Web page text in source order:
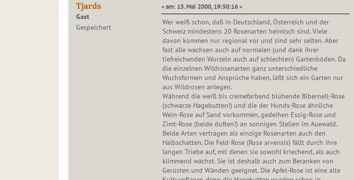
Tjards
Gast
Gespeichert
« am: 15. Mai 2000, 19:50:16 »
Wer weiß schon, daß in Deutschland, Österreich und der
Schweiz mindestens 20 Rosenarten heimisch sind. Viele
davon kommen nur regional vor und sind sehr selten. Aber
fast alle wachsen auch auf normalen (und dank ihrer
tiefreichenden Wurzeln auch auf schlechten) Gartenböden. Da
die einzelnen Wildrosenarten ganz unterschiedliche
Wuchsformen und Ansprüche haben, läßt sich ein Garten nur
aus Wildrosen anlegen.
Während die weiß bis cremefarbend blühende Bibernell-Rose
(schwarze Hagebutten!) und die der Hunds-Rose ähnliche
Wein-Rose auf Sand vorkommen, gedeihen Essig-Rose und
Zimt-Rose (beide duften!) an sonnigen Stellen im Auewald.
Beide Arten vertragen als einzige Rosenarten auch den
Halbschatten. Die Feld-Rose (Rosa arvensis) fällt durch ihre
langen Triebe auf, mit denen sie sowohl kriechend, als auch
klimmend wächst. Sie ist deshalb auch zum Beranken von
Gerüsten und Wänden geeignet. Die Apfel-Rose ist eine alte